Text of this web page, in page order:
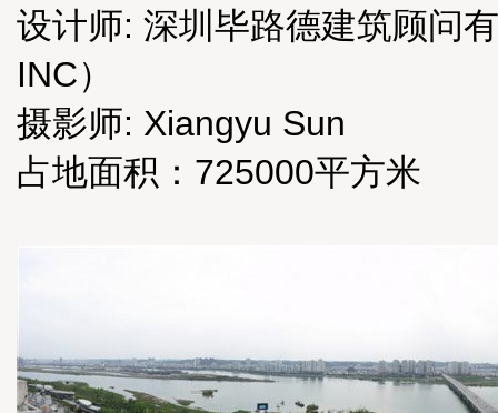
设计师: 深圳毕路德建筑顾问
INC）
摄影师: Xiangyu Sun
占地面积：725000平方米